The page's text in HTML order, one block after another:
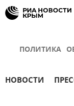
ПОЛИТИКА
НОВОСТИ